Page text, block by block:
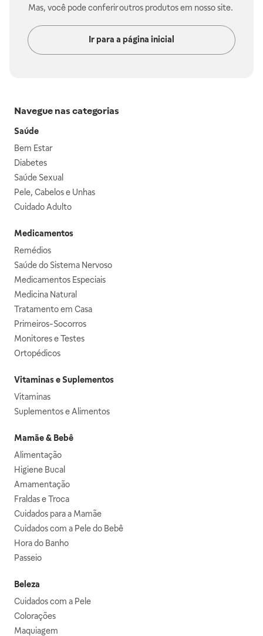
Mas, você pode conferir outros produtos em nosso site.
Ir para a página inicial
Navegue nas categorias
Saúde
Bem Estar
Diabetes
Saúde Sexual
Pele, Cabelos e Unhas
Cuidado Adulto
Medicamentos
Remédios
Saúde do Sistema Nervoso
Medicamentos Especiais
Medicina Natural
Tratamento em Casa
Primeiros-Socorros
Monitores e Testes
Ortopédicos
Vitaminas e Suplementos
Vitaminas
Suplementos e Alimentos
Mamãe & Bebê
Alimentação
Higiene Bucal
Amamentação
Fraldas e Troca
Cuidados para a Mamãe
Cuidados com a Pele do Bebê
Hora do Banho
Passeio
Beleza
Cuidados com a Pele
Colorações
Maquiagem